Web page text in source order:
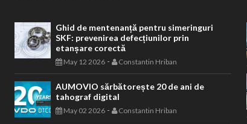
Ghid de mentenanță pentru simeringuri
SKF: prevenirea defecțiunilor prin
etanșare corectă
May 12 2026 - Constantin Hriban
AUMOVIO sărbătorește 20 de ani de
tahograf digital
May 02 2026 - Constantin Hriban